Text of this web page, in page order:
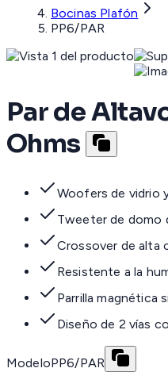
Bocinas Plafón
PP6/PAR
Par de
Ohms
Woofers de vidrio
Tweeter de domo
Crossover de alta
Resistente a la
Parrilla magnética
Diseño de 2 vías
ModeloPP6/PAR